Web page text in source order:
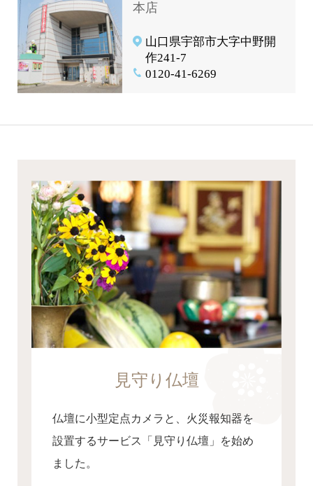
本店
山口県宇部市大字中野開
作241-7
0120-41-6269
見守り仏壇
仏壇に小型定点カメラと、火災報知器を
設置するサービス「見守り仏壇」を始め
ました。